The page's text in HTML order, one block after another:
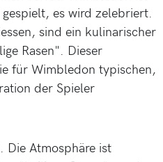
es wird zelebriert.
sind ein kulinarischer
Rasen". Dieser
für Wimbledon typischen,
der Spieler
Die Atmosphäre ist